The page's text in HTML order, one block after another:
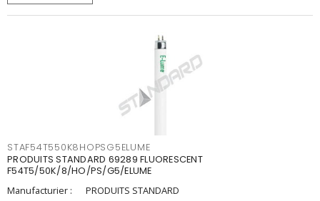
STAF54T550K8HOPSG5ELUME
PRODUITS STANDARD 69289 FLUORESCENT
F54T5/50K/8/HO/PS/G5/ELUME
Manufacturier :
PRODUITS STANDARD